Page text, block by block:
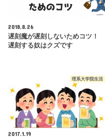
2018.8.26
遅刻魔が遅刻しないためコツ！
遅刻する奴はクズです
理系大学院生活
2017.1.19